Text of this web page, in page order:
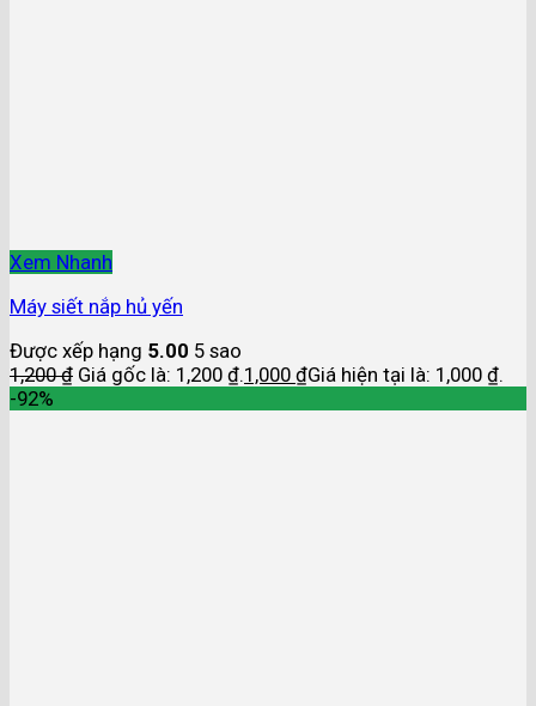
Xem Nhanh
Máy siết nắp hủ yến
Được xếp hạng 5.00 5 sao
1,200₫ Giá gốc là: 1,200 ₫.1,000 ₫Giá hiện tại là: 1,000 ₫.
-92%